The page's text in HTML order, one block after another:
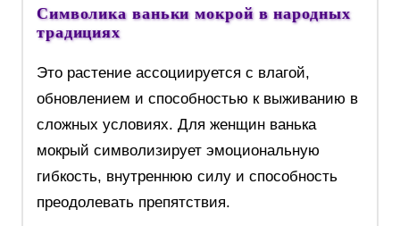
Символика ваньки мокрой в народных
традициях
Это растение ассоциируется с влагой,
обновлением и способностью к выживанию в
сложных условиях. Для женщин ванька
мокрый символизирует эмоциональную
гибкость, внутреннюю силу и способность
преодолевать препятствия.